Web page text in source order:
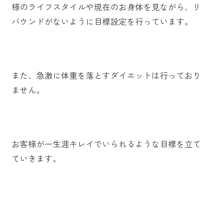
様のライフスタイルや現在のお身体を見ながら、リ
バウンドがないように目標設定を行っています。
また、急激に体重を落とすダイエットは行っており
ません。
お客様が一生涯キレイでいられるような目標を立て
ていきます。